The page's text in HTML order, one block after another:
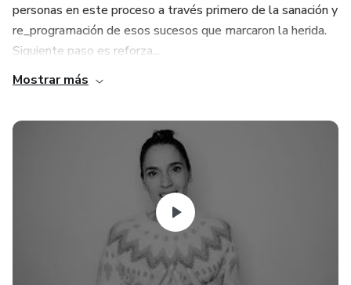
personas en este proceso a través primero de la sanación y
re_programación de esos sucesos que marcaron la herida.
Siguiente paso es reforza...
Mostrar más